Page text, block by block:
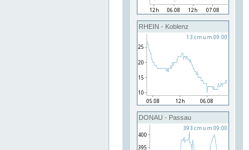
RHEIN - Koblenz
DONAU - Passau